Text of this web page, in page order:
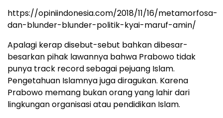
https://opiniindonesia.com/2018/11/16/metamorfosa-
dan-blunder-blunder-politik-kyai-maruf-amin/
Apalagi kerap disebut-sebut bahkan dibesar-
besarkan pihak lawannya bahwa Prabowo tidak
punya track record sebagai pejuang Islam.
Pengetahuan Islamnya juga diragukan. Karena
Prabowo memang bukan orang yang lahir dari
lingkungan organisasi atau pendidikan Islam.